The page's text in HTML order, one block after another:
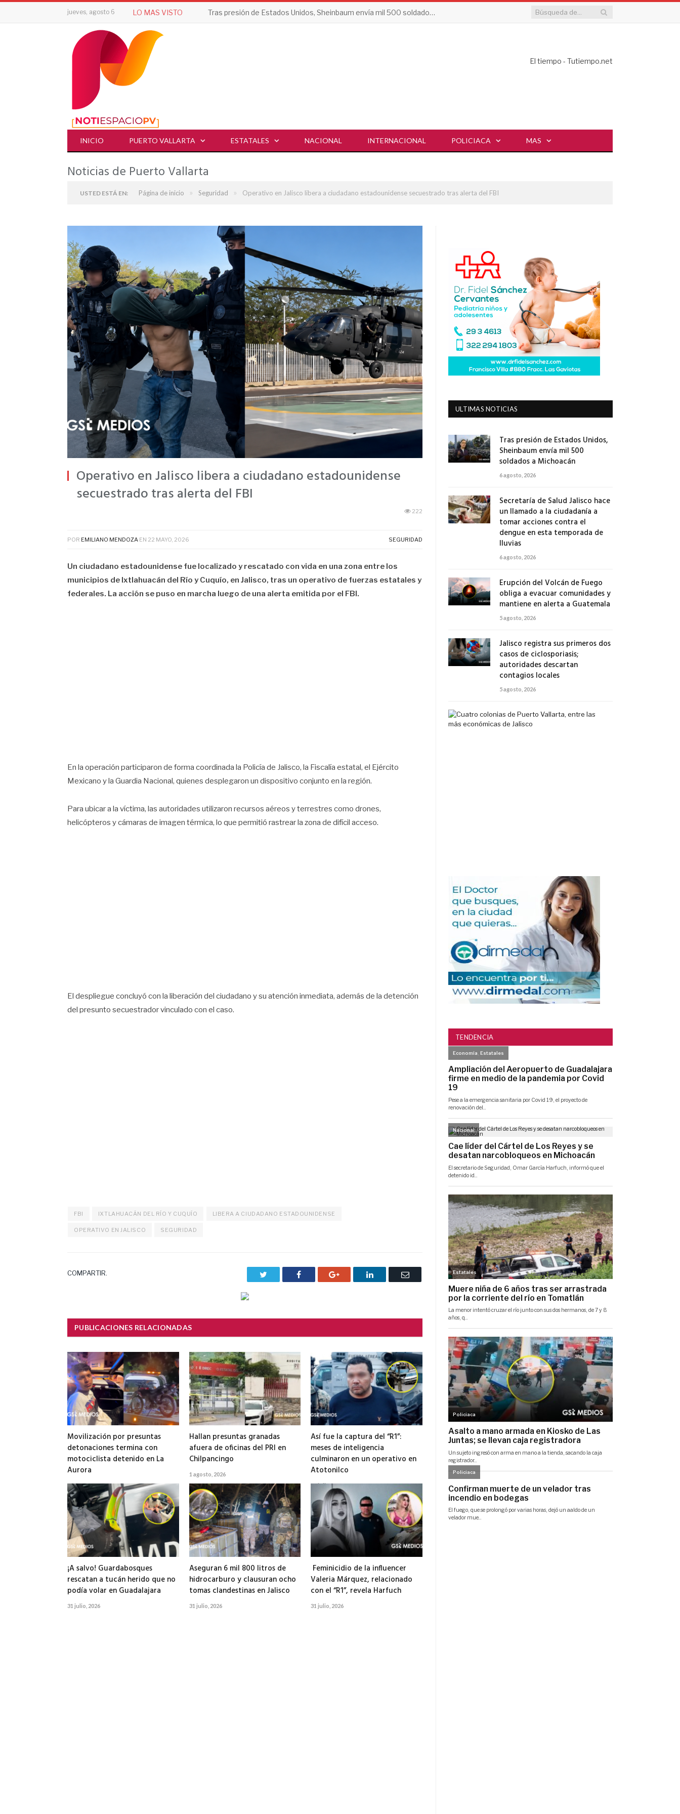
jueves, agosto 6 LO MAS VISTO Tras presión de Estados Unidos, Sheinbaum envía mil 500 soldados a Michoacán
El tiempo - Tutiempo.net
INICIO PUERTO VALLARTA ESTATALES NACIONAL INTERNACIONAL POLICIACA MAS
Noticias de Puerto Vallarta
USTED ESTÁ EN: Página de inicio » Seguridad » Operativo en Jalisco libera a ciudadano estadounidense secuestrado tras alerta del FBI
Operativo en Jalisco libera a ciudadano estadounidense
secuestrado tras alerta del FBI
222
POR EMILIANO MENDOZA EN 22 MAYO, 2026 SEGURIDAD
Un ciudadano estadounidense fue localizado y rescatado con vida en una zona entre los
municipios de Ixtlahuacán del Río y Cuquío, en Jalisco, tras un operativo de fuerzas estatales y
federales. La acción se puso en marcha luego de una alerta emitida por el FBI.
En la operación participaron de forma coordinada la Policía de Jalisco, la Fiscalía estatal, el Ejército
Mexicano y la Guardia Nacional, quienes desplegaron un dispositivo conjunto en la región.
Para ubicar a la víctima, las autoridades utilizaron recursos aéreos y terrestres como drones,
helicópteros y cámaras de imagen térmica, lo que permitió rastrear la zona de difícil acceso.
El despliegue concluyó con la liberación del ciudadano y su atención inmediata, además de la detención
del presunto secuestrador vinculado con el caso.
FBI IXTLAHUACÁN DEL RÍO Y CUQUÍO LIBERA A CIUDADANO ESTADOUNIDENSE
OPERATIVO EN JALISCO SEGURIDAD
COMPARTIR. Facebook Google+ LinkedIn
Correo
PUBLICACIONES RELACIONADAS
Movilización por presuntas
detonaciones termina con
motociclista detenido en La
Aurora
2 agosto, 2026
Hallan presuntas granadas
afuera de oficinas del PRI en
Chilpancingo
1 agosto, 2026
Así fue la captura del “R1”:
meses de inteligencia
culminaron en un operativo en
Atotonilco
31 julio, 2026
¡A salvo! Guardabosques
rescatan a tucán herido que no
podía volar en Guadalajara
31 julio, 2026
Aseguran 6 mil 800 litros de
hidrocarburo y clausuran ocho
tomas clandestinas en Jalisco
31 julio, 2026
Feminicidio de la influencer
Valeria Márquez, relacionado
con el “R1”, revela Harfuch
31 julio, 2026
ULTIMAS NOTICIAS
Tras presión de Estados Unidos,
Sheinbaum envía mil 500
soldados a Michoacán
6 agosto, 2026
Secretaría de Salud Jalisco hace
un llamado a la ciudadanía a
tomar acciones contra el
dengue en esta temporada de
lluvias
6 agosto, 2026
Erupción del Volcán de Fuego
obliga a evacuar comunidades y
mantiene en alerta a Guatemala
5 agosto, 2026
Jalisco registra sus primeros dos
casos de ciclosporiasis;
autoridades descartan
contagios locales
5 agosto, 2026
TENDENCIA